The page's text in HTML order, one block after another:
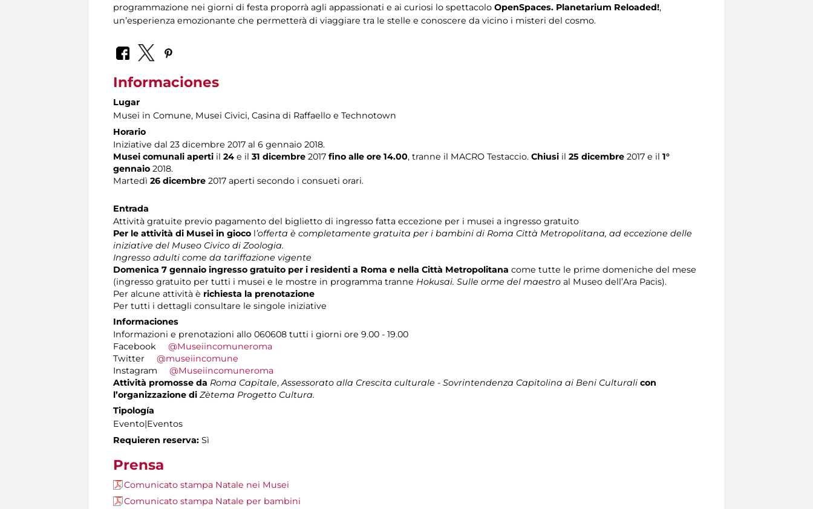
programmazione nei giorni di festa proporrà agli appassionati e ai curiosi lo spettacolo OpenSpaces. Planetarium Reloaded!,
un’esperienza emozionante che permetterà di viaggiare tra le stelle e conoscere da vicino i misteri del cosmo.
Informaciones
Lugar
Musei in Comune, Musei Civici, Casina di Raffaello e Technotown
Horario
Iniziative dal 23 dicembre 2017 al 6 gennaio 2018.
Musei comunali aperti il 24 e il 31 dicembre 2017 fino alle ore 14.00, tranne il MACRO Testaccio. Chiusi il 25 dicembre 2017 e il 1°
gennaio 2018.
Martedì 26 dicembre 2017 aperti secondo i consueti orari.
Entrada
Attività gratuite previo pagamento del biglietto di ingresso fatta eccezione per i musei a ingresso gratuito
Per le attività di Musei in gioco l’offerta è completamente gratuita per i bambini di Roma Città Metropolitana, ad eccezione delle
iniziative del Museo Civico di Zoologia.
Ingresso adulti come da tariffazione vigente
Domenica 7 gennaio ingresso gratuito per i residenti a Roma e nella Città Metropolitana come tutte le prime domeniche del mese
(ingresso gratuito per tutti i musei e le mostre in programma tranne Hokusai. Sulle orme del maestro al Museo dell’Ara Pacis).
Per alcune attività è richiesta la prenotazione
Per tutti i dettagli consultare le singole iniziative
Informaciones
Informazioni e prenotazioni allo 060608 tutti i giorni ore 9.00 - 19.00
Facebook @Museiincomuneroma
Twitter @museiincomune
Instagram @Museiincomuneroma
Attività promosse da Roma Capitale,Assessorato alla Crescita culturale - Sovrintendenza Capitolina ai Beni Culturali con
l’organizzazione di Zètema Progetto Cultura.
Tipología
Evento|Eventos
Requieren reserva: Sì
Prensa
Comunicato stampa Natale nei Musei
Comunicato stampa Natale per bambini